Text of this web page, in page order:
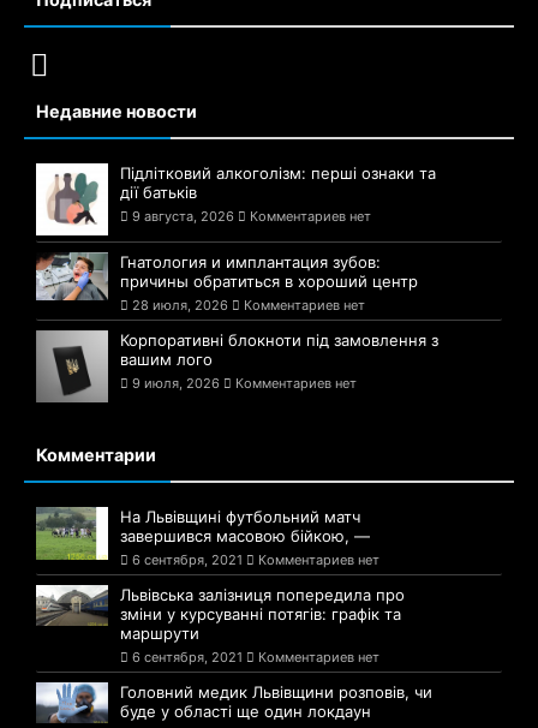
Недавние новости
Підлітковий алкоголізм: перші ознаки та
дії батьків
9 августа, 2026 Комментариев нет
Гнатология и имплантация зубов:
причины обратиться в хороший центр
28 июля, 2026 Комментариев нет
Корпоративні блокноти під замовлення з
вашим лого
9 июля, 2026 Комментариев нет
Комментарии
На Львівщині футбольний матч
завершився масовою бійкою, —
6 сентября, 2021 Комментариев нет
Львівська залізниця попередила про
зміни у курсуванні потягів: графік та
маршрути
6 сентября, 2021 Комментариев нет
Головний медик Львівщини розповів, чи
буде у області ще один локдаун